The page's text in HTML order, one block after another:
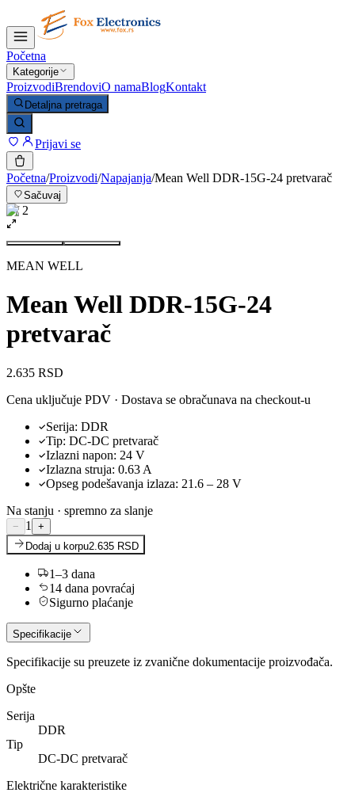
Početna
Kategorije
ProizvodiBrendoviO namaBlogKontakt
Detaljna pretraga
Prijavi se
Početna/Proizvodi/Napajanja/Mean Well DDR-15G-24 pretvarač
Sačuvaj
1/ 2
MEAN WELL
Mean Well DDR-15G-24
pretvarač
2.635 RSD
Cena uključuje PDV · Dostava se obračunava na checkout-u
Serija: DDR
Tip: DC-DC pretvarač
Izlazni napon: 24 V
Izlazna struja: 0.63 A
Opseg podešavanja izlaza: 21.6 – 28 V
Na stanju · spremno za slanje
− 1
+
Dodaj u korpu2.635 RSD
1–3 dana
14 dana povraćaj
Sigurno plaćanje
Specifikacije
Specifikacije su preuzete iz zvanične dokumentacije proizvođača.
Opšte
Serija
DDR
Tip
DC-DC pretvarač
Električne karakteristike